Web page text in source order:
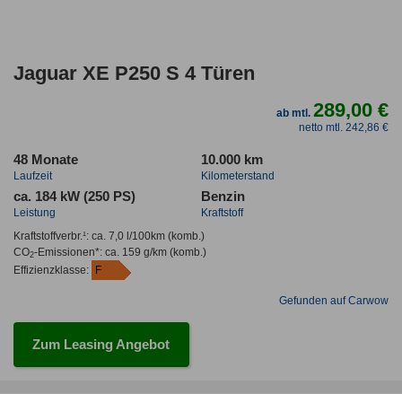
Jaguar XE P250 S 4 Türen
ab mtl.289,00 €
netto mtl. 242,86 €
48 Monate
Laufzeit
10.000 km
Kilometerstand
ca. 184 kW (250 PS)
Leistung
Benzin
Kraftstoff
Kraftstoffverbr.¹: ca. 7,0 l/100km(komb.)
CO2-Emissionen*: ca. 159 g/km(komb.)
Effizienzklasse:
F
Gefunden auf Carwow
Zum Leasing Angebot